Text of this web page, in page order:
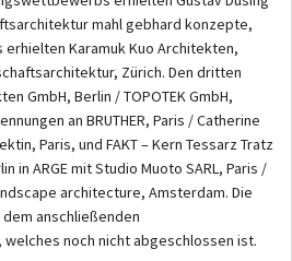
mahl gebhard konzepte,
erhielten Karamuk Kuo Architekten,
Zürich. Den dritten
GmbH, Berlin / TOPOTEK GmbH,
an BRUTHER, Paris / Catherine
Paris, und FAKT – Kern Tessarz Tratz
in ARGE mit Studio Muoto SARL, Paris /
architecture, Amsterdam. Die
anschließenden
noch nicht abgeschlossen ist.